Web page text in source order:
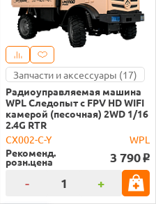
Запчасти и аксессуары (17)
Радиоуправляемая машина
WPL Следопыт с FPV HD WIFI
камерой (песочная) 2WD 1/16
2.4G RTR
CX002-C-Y
WPL
Рекоменд.
розн.цена 3 790 o
- +